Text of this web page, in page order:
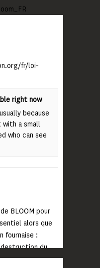
fr/loi-
right now
because
with a small
who can see
BLOOM pour
alors que
fournaise :
du